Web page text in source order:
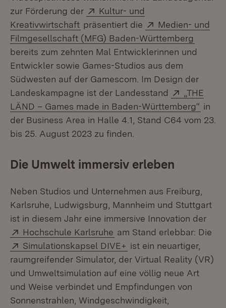
zur Förderung der
Extern:
Kultur- und
Kreativwirtschaft (Öffnet in neuem Fenster)
präsentiert die Extern:
Medien- und
Filmgesellschaft (MFG) Baden-Württemberg
bereits zum zehnten Mal Entwicklerinnen und
Entwickler sowie Games-Studios aus dem
Südwesten auf der Gamescom. Im Design der
Landeskampagne ist der Landesstand
Extern:
„THE
LÄND – Games made in Baden-Württemberg“ in
der Business Area in Halle 4.1, Stand C64 vom 23.
bis 25. August 2023 zu finden.
Die Umwelt immersiv erleben
Neben Studios und Unternehmen aus Freiburg,
Karlsruhe, Ludwigsburg, Mannheim und Stuttgart
ist in diesem Jahr eine immersive Innovation der
Extern:
Hochschule Karlsruhe (Öffnet in neuem Fenster)
am Stand erlebbar: Die
Extern:
Simulationskapsel DIVE+ (Öffnet in neuem
ist ein neuartiger,
raumgreifender Simulator, der Virtual Reality (VR)
und Umweltsimulation auf eine völlig neue Art
und Weise verbindet und Empfindungen von
Sonnenstrahlen, Windgeschwindigkeit,